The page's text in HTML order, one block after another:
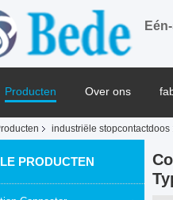
Producten Over ons
industriële stopcontactdoos
PRODUCTEN